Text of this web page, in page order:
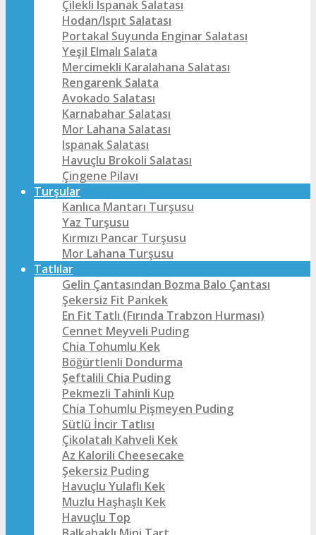
Çilekli Ispanak Salatası
Hodan/Ispıt Salatası
Portakal Suyunda Enginar Salatası
Yeşil Elmalı Salata
Mercimekli Karalahana Salatası
Rengarenk Salata
Avokado Salatası
Karnabahar Salatası
Mor Lahana Salatası
Ispanak Salatası
Havuçlu Brokoli Salatası
Çingene Pilavı
Turşular
Kanlıca Mantarı Turşusu
Yaz Turşusu
Kırmızı Pancar Turşusu
Mor Lahana Turşusu
Tatlılar
Gelin Çantasından Bozma Balo Çantası
Şekersiz Fit Pankek
En Fit Tatlı (Fırında Trabzon Hurması)
Cennet Meyveli Puding
Chia Tohumlu Kek
Böğürtlenli Dondurma
Şeftalili Chia Puding
Pekmezli Tahinli Kup
Chia Tohumlu Pişmeyen Puding
Sütlü İncir Tatlısı
Çikolatalı Kahveli Kek
Az Kalorili Cheesecake
Şekersiz Puding
Havuçlu Yulaflı Kek
Muzlu Haşhaşlı Kek
Havuçlu Top